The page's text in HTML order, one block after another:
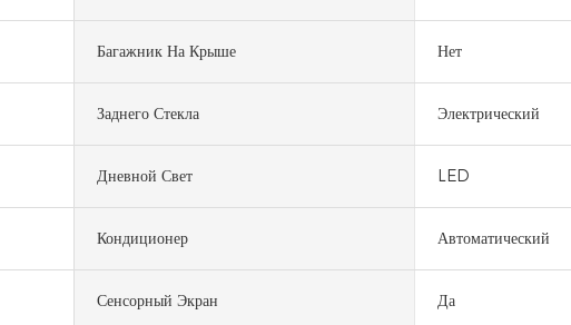
Багажник На Крыше Нет
Заднего Стекла Электрический
Дневной Свет LED
Кондиционер Автоматический
Сенсорный Экран Да